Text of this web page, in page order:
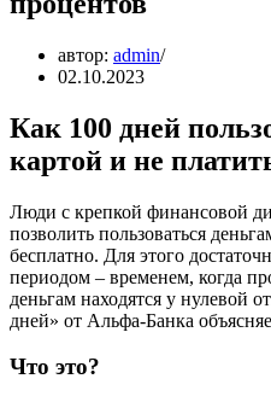
автор: admin
02.10.2023
Как 100 дней
картой и не
Люди с крепкой финансовой
позволить пользоваться
бесплатно. Для этого
периодом – временем, когда
деньгам находятся у нулевой
дней» от Альфа-Банка
Что это?